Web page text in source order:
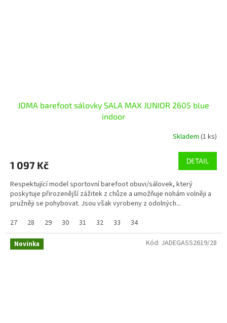
JOMA barefoot sálovky SALA MAX JUNIOR 2605 blue
indoor
Skladem (1 ks)
1 097 Kč DETAIL
Respektující model sportovní barefoot obuvi/sálovek, který
poskytuje přirozenější zážitek z chůze a umožňuje nohám volněji a
pružněji se pohybovat. Jsou však vyrobeny z odolných...
27
28 29 30 31 32 33 34
Novinka Kód: JADEGASS2619/28